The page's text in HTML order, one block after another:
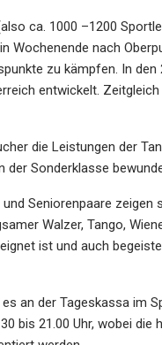
ca. 1000 –1200
Wochenende nach
zu kämpfen. In den
entwickelt.
die Leistungen der
der Sonderklasse
und Seniorenpaare zeigen
Walzer, Tango,
ist und auch
an der Tageskassa im
bis 21.00 Uhr, wobei die